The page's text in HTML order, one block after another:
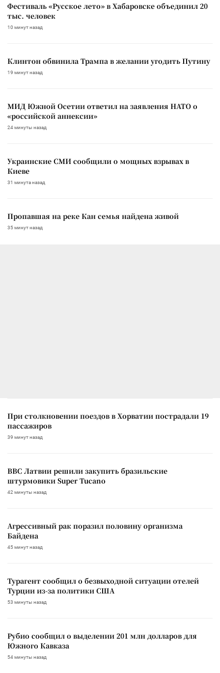
Фестиваль «Русское лето» в Хабаровске объединил 20
тыс. человек
10 минут назад
Клинтон обвинила Трампа в желании угодить Путину
19 минут назад
МИД Южной Осетии ответил на заявления НАТО о
«российской аннексии»
24 минуты назад
Украинские СМИ сообщили о мощных взрывах в
Киеве
31 минута назад
Пропавшая на реке Кан семья найдена живой
35 минут назад
При столкновении поездов в Хорватии пострадали 19
пассажиров
39 минут назад
ВВС Латвии решили закупить бразильские
штурмовики Super Tucano
42 минуты назад
Агрессивный рак поразил половину организма
Байдена
45 минут назад
Турагент сообщил о безвыходной ситуации отелей
Турции из-за политики США
53 минуты назад
Рубио сообщил о выделении 201 млн долларов для
Южного Кавказа
54 минуты назад